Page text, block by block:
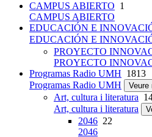
CAMPUS ABIERTO 1
CAMPUS ABIERTO
EDUCACIÓN E
EDUCACIÓN E
PROYECTO
PROYECTO
Programas Radio UMH 1813
Programas Radio UMH
Veure
Art, cultura i literatura
Art, cultura i literatura
2046 22
2046